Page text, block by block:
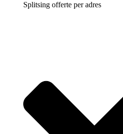
Splitsing offerte per adres